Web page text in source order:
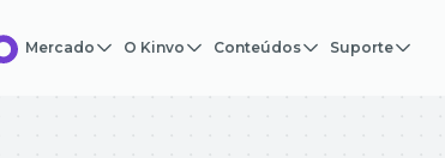
Mercado O Kinvo Conteúdos Suporte